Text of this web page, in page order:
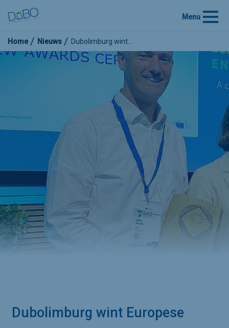
Menu
Home Nieuws Dubolimburg wint…
Dubolimburg wint Europese